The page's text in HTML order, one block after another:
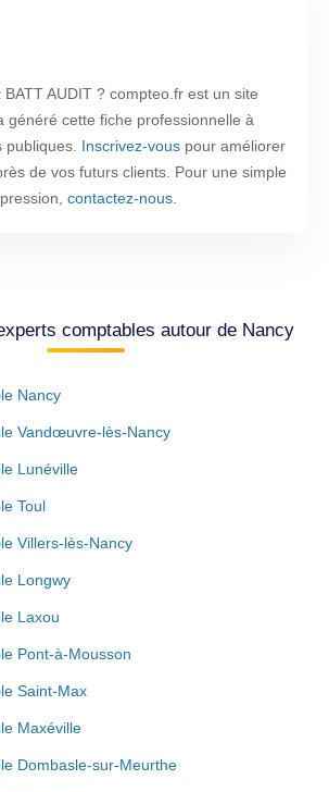
AUDIT ? compteo.fr est un site
généré cette fiche professionnelle à
Inscrivez-vous pour améliorer
de vos futurs clients. Pour une simple
contactez-nous
comptables autour de Nancy
Nancy
Vandœuvre-lès-Nancy
Lunéville
Toul
Villers-lès-Nancy
Longwy
Laxou
Pont-à-Mousson
Saint-Max
Maxéville
Dombasle-sur-Meurthe